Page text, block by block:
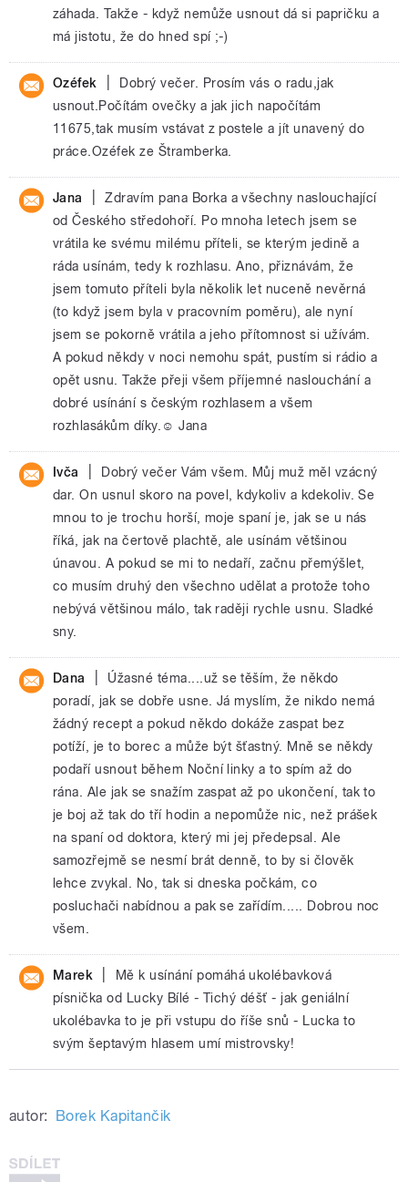
záhada. Takže - když nemůže usnout dá si papričku a
má jistotu, že do hned spí ;-)
Ozéfek
Dobrý večer. Prosím vás o radu,jak
usnout.Počítám ovečky a jak jich napočítám
11675,tak musím vstávat z postele a jít unavený do
práce.Ozéfek ze Štramberka.
Jana
Zdravím pana Borka a všechny naslouchající
od Českého středohoří. Po mnoha letech jsem se
vrátila ke svému milému příteli, se kterým jedině a
ráda usínám, tedy k rozhlasu. Ano, přiznávám, že
jsem tomuto příteli byla několik let nuceně nevěrná
(to když jsem byla v pracovním poměru), ale nyní
jsem se pokorně vrátila a jeho přítomnost si užívám.
A pokud někdy v noci nemohu spát, pustím si rádio a
opět usnu. Takže přeji všem příjemné naslouchání a
dobré usínání s českým rozhlasem a všem
rozhlasákům díky.☺ Jana
Ivča
Dobrý večer Vám všem. Můj muž měl vzácný
dar. On usnul skoro na povel, kdykoliv a kdekoliv. Se
mnou to je trochu horší, moje spaní je, jak se u nás
říká, jak na čertově plachtě, ale usínám většinou
únavou. A pokud se mi to nedaří, začnu přemýšlet,
co musím druhý den všechno udělat a protože toho
nebývá většinou málo, tak raději rychle usnu. Sladké
sny.
Dana
Úžasné téma....už se těším, že někdo
poradí, jak se dobře usne. Já myslím, že nikdo nemá
žádný recept a pokud někdo dokáže zaspat bez
potíží, je to borec a může být šťastný. Mně se někdy
podaří usnout během Noční linky a to spím až do
rána. Ale jak se snažím zaspat až po ukončení, tak to
je boj až tak do tří hodin a nepomůže nic, než prášek
na spaní od doktora, který mi jej předepsal. Ale
samozřejmě se nesmí brát denně, to by si člověk
lehce zvykal. No, tak si dneska počkám, co
posluchači nabídnou a pak se zařídím..... Dobrou noc
všem.
Marek
Mě k usínání pomáhá ukolébavková
písnička od Lucky Bílé - Tichý déšť - jak geniální
ukolébavka to je při vstupu do říše snů - Lucka to
svým šeptavým hlasem umí mistrovsky!
autor: Borek Kapitančik